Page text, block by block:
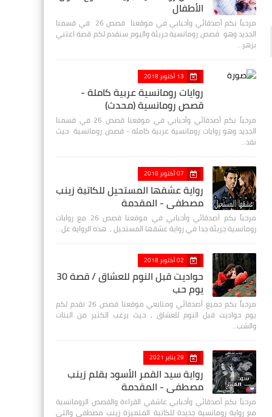
الأطفال
مرحباً بكم أصدقائي وأحبابي في موقعنا قصص 26 في قسمنا
الجديد وهو قصص رومانسية جريئة واليوم سنقدم لكم قصة اعتني
بزهر…
13 أكتوبر 2018
روايات رومانسية عربية كاملة -
قصص رومانسية (محدث)
مرحباً بكم أصدقائي وأحبابي في موقعنا قصص 26 في قسمنا
الجديد وهو روايات رومانسية عربية كاملة - قصص رومانسية حيث
نقد…
07 أكتوبر 2018
رواية عشقها المستحيل للكاتبة زينب
مصطفي - المقدمة
مرحباً بكم أصدقائي وأحبابي في موقعنا قصص 26 مع روايات
رومانسية جريئة جدا في رواية عشقها المستحيل ، هذه الرواية عل…
02 أكتوبر 2018
حواديت قبل النوم للعشاق / قصة 30
يوم حب
مرحباً بكم جميع أصدقائي ومتابعي موقعنا قصص 26 نقدم لكم
يوم حواديت قبل النوم للعشاق ، حيث يرغب الكثير من البنات
والشب…
29 يناير 2021
رواية سيد القمر الأسود بقلم زينب
مصطفي - المقدمة
مرحباً بكم أصدقائي وأحبابي عاشقي القراءة والقصص الرومانسية
مع رواية رومانسية جديدة للكاتبة المتميزة زينب مصطفى والتي